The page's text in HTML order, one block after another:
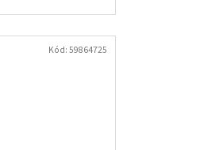
Kód:59864725